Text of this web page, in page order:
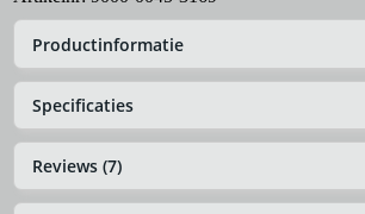
Productinformatie
Specificaties
Reviews (7)